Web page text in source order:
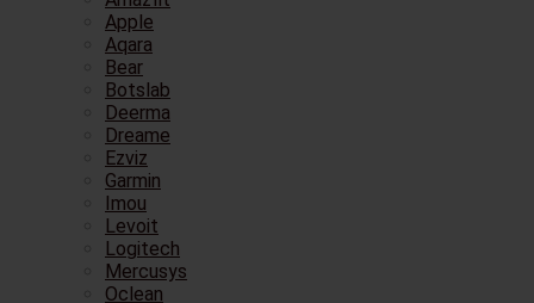
Apple
Aqara
Bear
Botslab
Deerma
Dreame
Ezviz
Garmin
Imou
Levoit
Logitech
Mercusys
Oclean